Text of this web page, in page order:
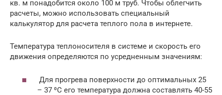
кв. м понадобится около 100 м труб. Чтобы облегчить
расчеты, можно использовать специальный
калькулятор для расчета теплого пола в интернете.
Температура теплоносителя в системе и скорость его
движения определяются по усредненным значениям:
Для прогрева поверхности до оптимальных 25
– 37 ⁰С его температура должна составлять 40-55